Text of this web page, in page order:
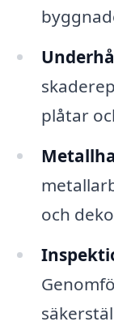
plåtar
och